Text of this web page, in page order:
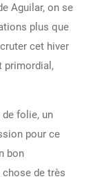
Aguilar, on se
plus que
cet hiver
primordial,
de folie, un
pour ce
bon
de très